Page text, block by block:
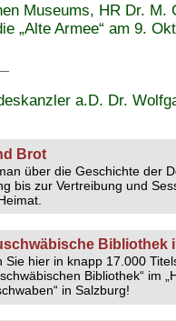
Museums, HR Dr. M.
„Alte Armee“ am 9.
a.D. Dr.
den VLÖ und an die
Andreas Khol war zu
der DAG für die
Bibliothek
Sie hier in knapp 17.000
Bibliothek“ im
in Salzburg!
Brot
über die Geschichte der
bis zur Vertreibung und